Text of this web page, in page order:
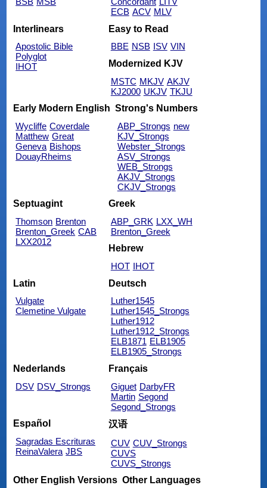
ECB ACV MLV
Interlinears
Apostolic Bible
Polyglot
IHOT
Easy to Read
BBE NSB ISV VIN
Modernized KJV
MSTC MKJV AKJV
KJ2000 UKJV TKJU
Early Modern English
Wycliffe Coverdale
Matthew Great
Geneva Bishops
DouayRheims
Strong's Numbers
ABP_Strongs new
KJV_Strongs
Webster_Strongs
ASV_Strongs
WEB_Strongs
AKJV_Strongs
CKJV_Strongs
Septuagint
Thomson Brenton
Brenton_Greek CAB
LXX2012
Greek
ABP_GRK LXX_WH
Brenton_Greek
Hebrew
HOT IHOT
Latin
Vulgate
Clemetine Vulgate
Deutsch
Luther1545
Luther1545_Strongs
Luther1912
Luther1912_Strongs
ELB1871 ELB1905
ELB1905_Strongs
Nederlands
DSV DSV_Strongs
Français
Giguet DarbyFR
Martin Segond
Segond_Strongs
Español
Sagradas Escrituras
ReinaValera JBS
汉语
CUV CUV_Strongs
CUVS
CUVS_Strongs
Other English Versions Other Languages